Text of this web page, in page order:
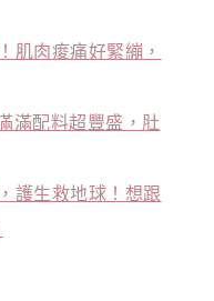
肌肉痠痛好緊繃，
滿配料超豐盛，肚
護生救地球！想跟